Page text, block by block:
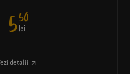
550
lei
detalii